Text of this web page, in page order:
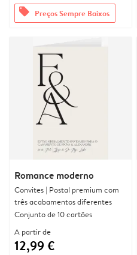
offers Preços Sempre Baixos
Romance moderno
Convites | Postal premium com
três acabamentos diferentes
Conjunto de 10 cartões
A partir de
12,99 €